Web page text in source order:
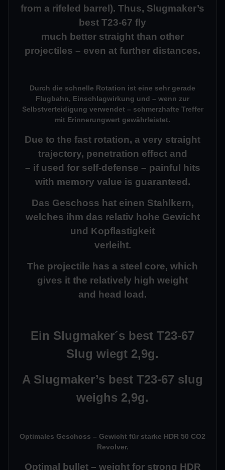
from a rifeled barrel). Thus, Slugmaker’s
best T23-67 fly
much better straight than other
projectiles – even at further distances.
Durch die schnelle Rotation ist eine sehr gerade
Flugbahn, Einschlagwirkung und – wenn zur
Selbstverteidigung verwendet – schmerzhafte Treffer
mit Erinnerungwert gewährleistet.
Due to the fast rotation, a very straight
trajectory, penetration effect and
– if used for self-defense – painful hits
with memory value is guaranteed.
Das Geschoss hat einen Stahlkern,
welches ihm das relativ hohe Gewicht
und Kopflastigkeit
verleiht.
The projectile has a steel core, which
gives it the relatively high weight
and head load.
Ein Slugmaker´s best T23-67
Slug wiegt 2,9g.
A Slugmaker’s best T23-67 slug
weighs 2,9g.
Optimales Geschoss – Gewicht für starke HDR 50 CO2
Revolver.
Optimal bullet – weight for strong HDR